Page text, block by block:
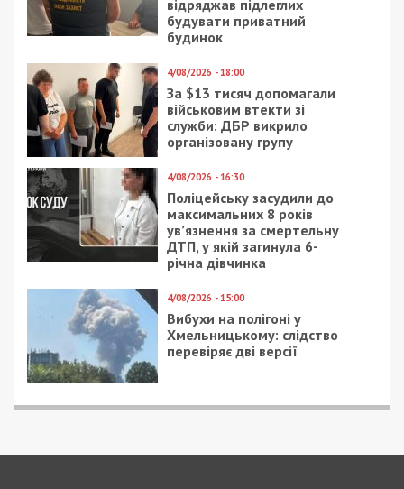
Херсону
15/12/2020 - 11:15
Лед и туман: какую
погоду прогнозируют в
Днепре на 15 – 17
6/11/2017 - 12:23
В Днепре столкнулись
КАМАЗ с трамваем:
видео